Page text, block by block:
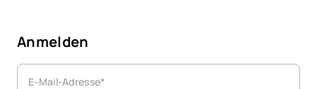
Anmelden
E-Mail-Adresse*